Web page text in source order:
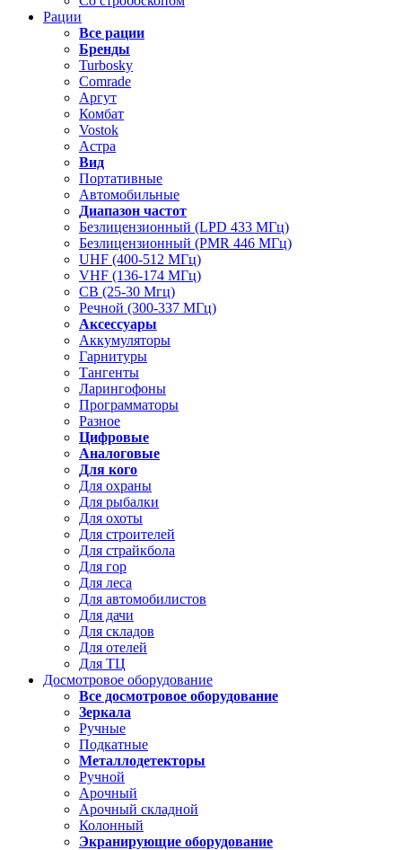
Рации
Все рации
Бренды
Turbosky
Comrade
Аргут
Комбат
Vostok
Астра
Вид
Портативные
Автомобильные
Диапазон частот
Безлицензионный (LPD 433 МГц)
Безлицензионный (PMR 446 МГц)
UHF (400-512 МГц)
VHF (136-174 МГц)
CB (25-30 Мгц)
Речной (300-337 МГц)
Аксессуары
Аккумуляторы
Гарнитуры
Тангенты
Ларингофоны
Программаторы
Разное
Цифровые
Аналоговые
Для кого
Для охраны
Для рыбалки
Для охоты
Для строителей
Для страйкбола
Для гор
Для леса
Для автомобилистов
Для дачи
Для складов
Для отелей
Для ТЦ
Досмотровое оборудование
Все досмотровое оборудование
Зеркала
Ручные
Подкатные
Металлодетекторы
Ручной
Арочный
Арочный складной
Колонный
Экранирующие оборудование